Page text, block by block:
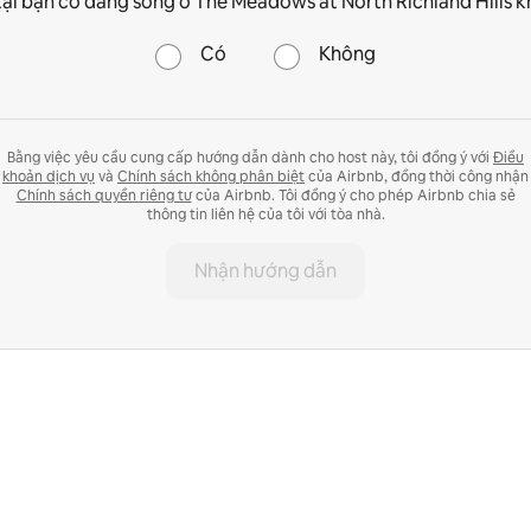
Có Không
Bằng việc yêu cầu cung cấp hướng dẫn dành cho host này, tôi đồng ý với Điều
khoản dịch vụ và Chính sách không phân biệtcủa Airbnb, đồng thời công nhận
Chính sách quyền riêng tưcủa Airbnb. Tôi đồng ý cho phép Airbnb chia sẻ
thông tin liên hệ của tôi với tòa nhà.
Nhận hướng dẫn